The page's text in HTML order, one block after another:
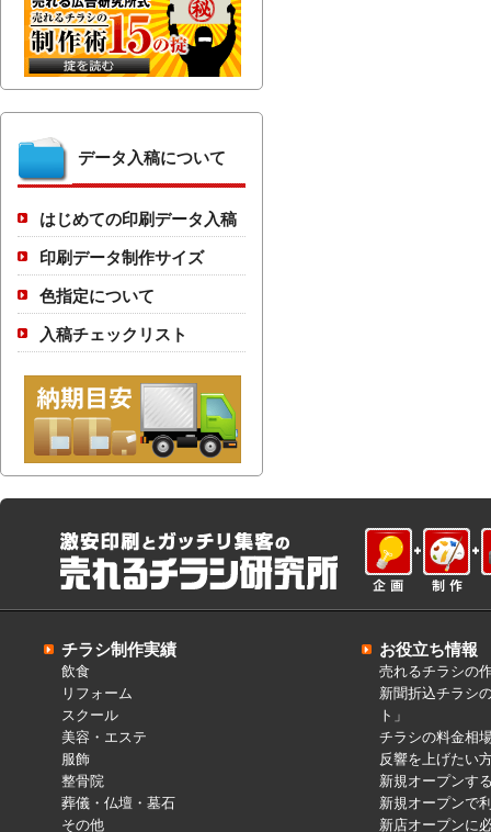
データ入稿について
はじめての印刷データ入稿
印刷データ制作サイズ
色指定について
入稿チェックリスト
チラシ制作実績
飲食
リフォーム
スクール
美容・エステ
服飾
整骨院
葬儀・仏壇・墓石
その他
お役立ち情報
売れるチラシの
新聞折込チラシ
ト」
チラシの料金相
反響を上げたい
新規オープンす
新規オープンで
新店オープンに